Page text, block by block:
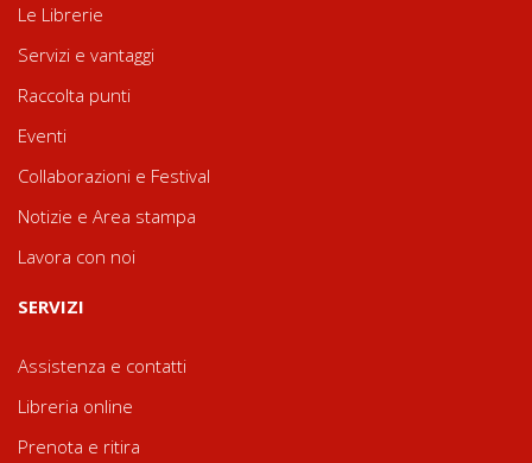
Le Librerie
Servizi e vantaggi
Raccolta punti
Eventi
Collaborazioni e Festival
Notizie e Area stampa
Lavora con noi
SERVIZI
Assistenza e contatti
Libreria online
Prenota e ritira